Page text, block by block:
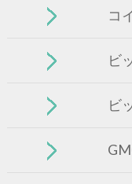
コ
ビ
ビ